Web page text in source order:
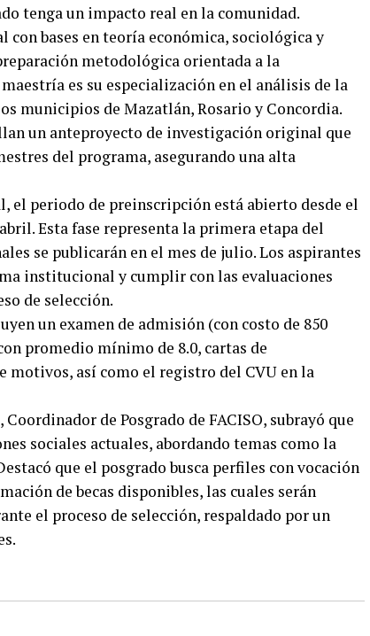
tenga un impacto real en la comunidad.
bases en teoría económica, sociológica y
metodológica orientada a la
es su especialización en el análisis de la
municipios de Mazatlán, Rosario y Concordia.
un anteproyecto de investigación original que
del programa, asegurando una alta
el periodo de preinscripción está abierto desde el
Esta fase representa la primera etapa del
se publicarán en el mes de julio. Los aspirantes
institucional y cumplir con las evaluaciones
de selección.
un examen de admisión (con costo de 850
promedio mínimo de 8.0, cartas de
motivos, así como el registro del CVU en la
de Posgrado de FACISO, subrayó que
sociales actuales, abordando temas como la
que el posgrado busca perfiles con vocación
de becas disponibles, las cuales serán
el proceso de selección, respaldado por un